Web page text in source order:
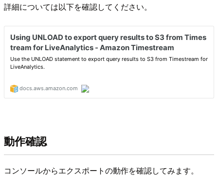
詳細については以下を確認してください。
動作確認
コンソールからエクスポートの動作を確認してみます。